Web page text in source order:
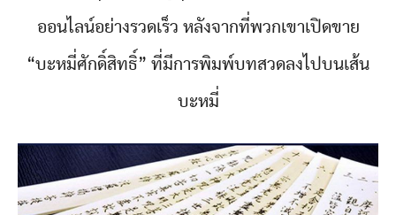
ออนไลน์อย่างรวดเร็ว หลังจากที่พวกเขาเปิดขาย
“บะหมี่ศักดิ์สิทธิ์” ที่มีการพิมพ์บทสวดลงไปบนเส้น
บะหมี่